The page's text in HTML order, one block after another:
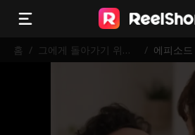
홈 / 그에게 돌아가기 위한
/ 에피소